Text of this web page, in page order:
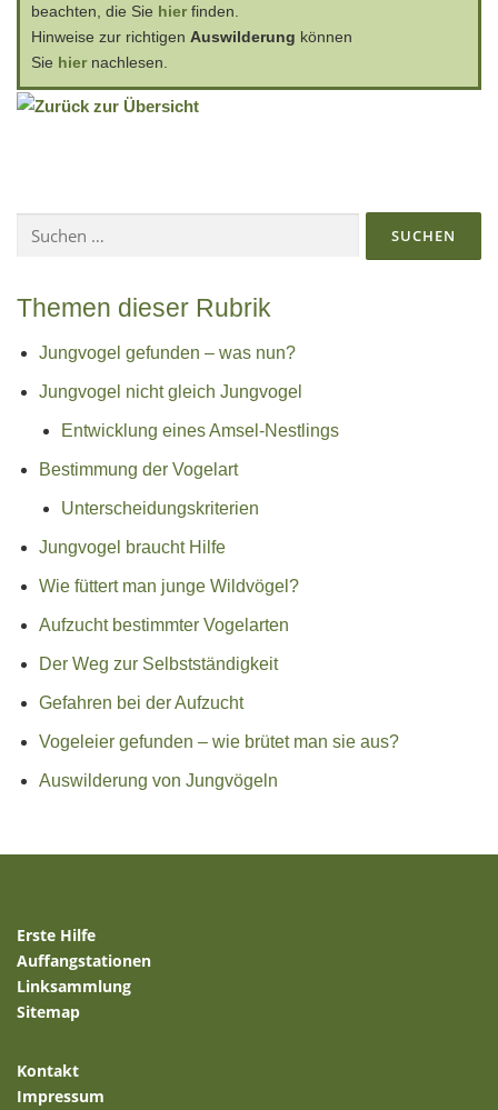
beachten, die Sie hierfinden.
Hinweise zur richtigen Auswilderung können
Sie hiernachlesen.
nach:
Themen dieser Rubrik
Jungvogel gefunden – was nun?
Jungvogel nicht gleich Jungvogel
Entwicklung eines Amsel-Nestlings
Bestimmung der Vogelart
Unterscheidungskriterien
Jungvogel braucht Hilfe
Wie füttert man junge Wildvögel?
Aufzucht bestimmter Vogelarten
Der Weg zur Selbstständigkeit
Gefahren bei der Aufzucht
Vogeleier gefunden – wie brütet man sie aus?
Auswilderung von Jungvögeln
Erste Hilfe
Auffangstationen
Linksammlung
Sitemap
Kontakt
Impressum